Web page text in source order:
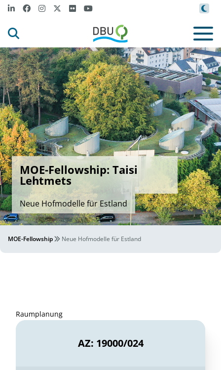
MOE-Fellowship: Taisi
Lehtmets
Neue Hofmodelle für Estland
MOE-Fellowship Neue Hofmodelle für Estland
Raumplanung
AZ: 19000/024